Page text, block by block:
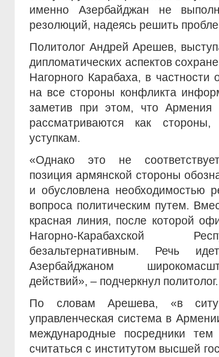
именно Азербайджан не
резолюций, надеясь решить
Политолог Андрей Арешев,
дипломатических аспектов
Нагорного Карабаха, в частности
на все стороны конфликта
заметив при этом, что Армения
рассматриваются как
уступкам.
«Однако это не
позиция армянской стороны
и обусловлена необходимостью
вопроса политическим путем.
красная линия, после которой
Нагорно-Карабахской
безальтернативным. Речь
Азербайджаном
действий», – подчеркнул политолог.
По словам Арешева, «в
управленческая система в
международные посредники
считаться с институтом высшей